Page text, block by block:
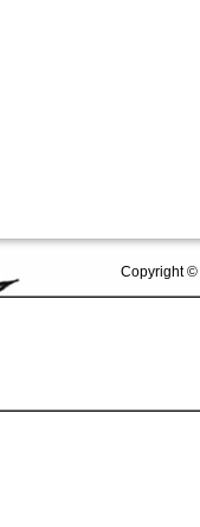
Copyright ©